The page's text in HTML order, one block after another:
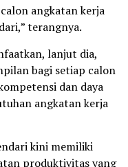
angkatan kerja
terangnya.
lanjut dia,
bagi setiap calon
dan daya
angkatan kerja
kini memiliki
produktivitas yang